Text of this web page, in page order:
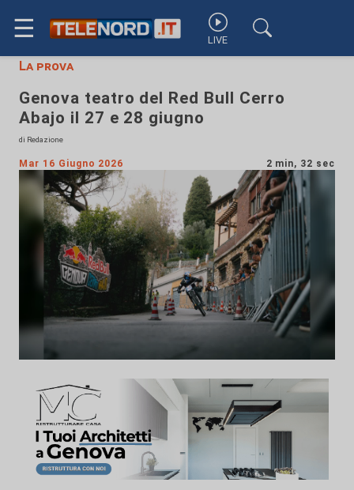
☰ LIVE
La prova
Genova teatro del Red Bull Cerro
Abajo il 27 e 28 giugno
di Redazione
Mar 16 Giugno 2026 2 min, 32 sec